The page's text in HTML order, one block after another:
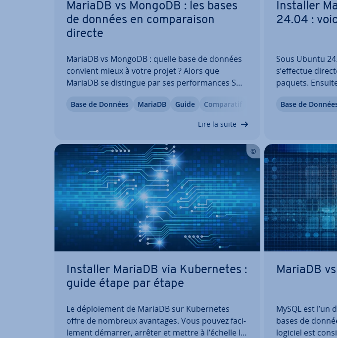
MariaDB vs MongoDB : les bases
de données en com­pa­rai­son
directe
MariaDB vs MongoDB : quelle base de données
convient mieux à votre projet ? Alors que
MariaDB se distingue par ses per­for­mances SQL
orientée document pour un stockage sans
Base de Données MariaDB Guide Com­pa­ra­tif
Lire la suite
Installer
24.04 :
Sous Ubuntu
s’effectue
paquets.
de manière
Base de
Installer MariaDB via Ku­ber­netes :
guide étape par étape
Le dé­ploie­ment de MariaDB sur Ku­ber­netes
offre de nombreux avantages. Vous pouvez fa­ci­
le­ment démarrer, arrêter et mettre à l’échelle la
MariaDB
MySQL est l’un
bases de
logiciel est